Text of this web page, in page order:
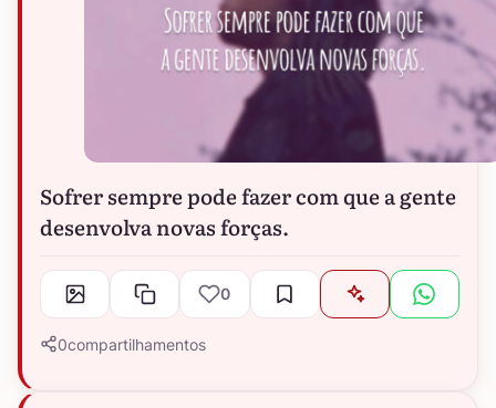
Sofrer sempre pode fazer com que a gente
desenvolva novas forças.
0
0compartilhamentos